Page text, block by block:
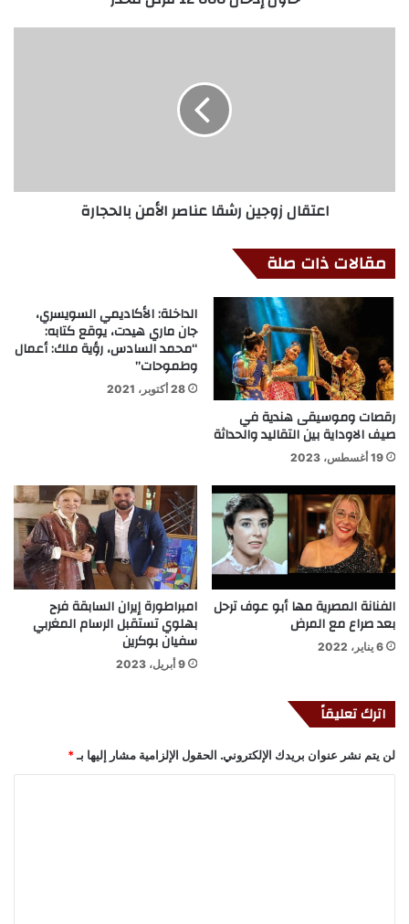
اعتقال زوجين رشقا عناصر الأمن بالحجارة
مقالات ذات صلة
رقصات وموسيقى هندية في
صيف الاوداية بين التقاليد والحداثة
19 أغسطس، 2023
الداخلة: الأكاديمي السويسري،
جان ماري هيدت، يوقع كتابه:
“محمد السادس، رؤية ملك: أعمال
وطموحات”
28 أكتوبر، 2021
الفنانة المصرية مها أبو عوف ترحل
بعد صراع مع المرض
6 يناير، 2022
امبراطورة إيران السابقة فرح
بهلوي تستقبل الرسام المغربي
سفيان بوكرين
9 أبريل، 2023
اترك تعليقاً
لن يتم نشر عنوان بريدك الإلكتروني. الحقول الإلزامية مشار إليها بـ *